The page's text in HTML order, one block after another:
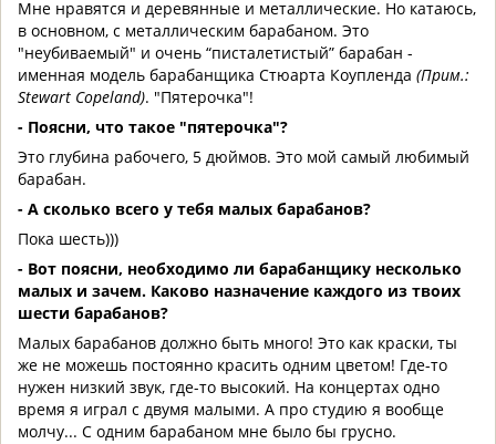
Мне нравятся и деревянные и металлические. Но катаюсь,
в основном, с металлическим барабаном. Это
"неубиваемый" и очень “писталетистый” барабан -
именная модель барабанщика Стюарта Коупленда (Прим.:
Stewart Copeland). "Пятерочка"!
- Поясни, что такое "пятерочка"?
Это глубина рабочего, 5 дюймов. Это мой самый любимый
барабан.
- А сколько всего у тебя малых барабанов?
Пока шесть)))
- Вот поясни, необходимо ли барабанщику несколько
малых и зачем. Каково назначение каждого из твоих
шести барабанов?
Малых барабанов должно быть много! Это как краски, ты
же не можешь постоянно красить одним цветом! Где-то
нужен низкий звук, где-то высокий. На концертах одно
время я играл с двумя малыми. А про студию я вообще
молчу... С одним барабаном мне было бы грусно.